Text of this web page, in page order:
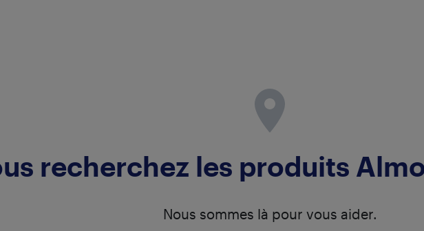
recherchez les produits
Nous sommes là pour vous aider.